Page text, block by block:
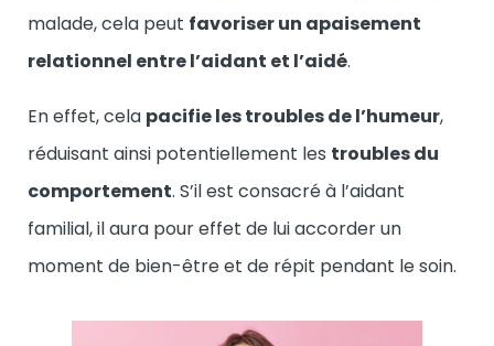
malade, cela peut favoriser un apaisement
relationnel entre l’aidant et l’aidé.
En effet, cela pacifie les troubles de l’humeur,
réduisant ainsi potentiellement les troubles du
comportement. S’il est consacré à l’aidant
familial, il aura pour effet de lui accorder un
moment de bien-être et de répit pendant le soin.